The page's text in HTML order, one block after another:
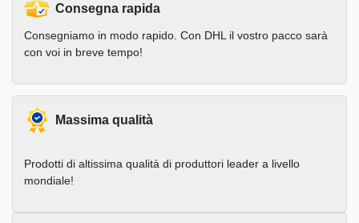
Consegna rapida
Consegniamo in modo rapido. Con DHL il vostro pacco sarà
con voi in breve tempo!
Massima qualità
Prodotti di altissima qualità di produttori leader a livello
mondiale!